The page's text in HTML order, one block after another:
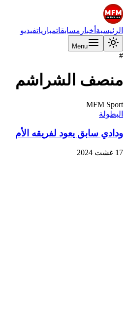
الرئيسية أخبار مسابقاتمبارياتفيديو
Menu
#
منصف الشراشم
MFM Sport
البطولة
ودادي سابق يعود لفريقه الأم
17 غشت 2024